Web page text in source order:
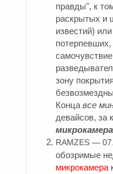
правды", к
раскрытых и
известий)
зону
Конца все
девайсов, за
микрокамера
RAMZES —
обозримые
микрокамера